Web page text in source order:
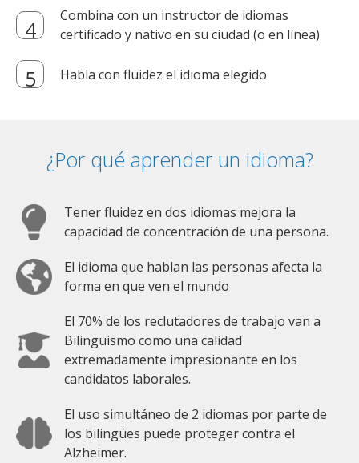
Combina con un instructor de idiomas
certificado y nativo en su ciudad (o en línea)
Habla con fluidez el idioma elegido
¿Por qué aprender un idioma?
Tener fluidez en dos idiomas mejora la
capacidad de concentración de una persona.
El idioma que hablan las personas afecta la
forma en que ven el mundo
El 70% de los reclutadores de trabajo van a
Bilingüismo como una calidad
extremadamente impresionante en los
candidatos laborales.
El uso simultáneo de 2 idiomas por parte de
los bilingües puede proteger contra el
Alzheimer.